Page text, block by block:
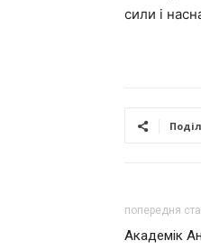
сили і
попередня
Академік